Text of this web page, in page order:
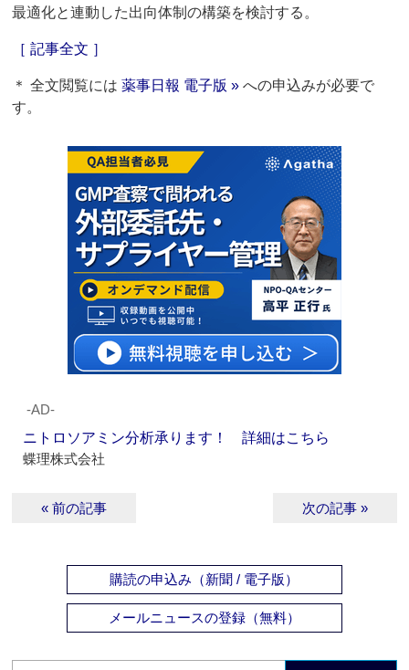
最適化と連動した出向体制の構築を検討する。
［ 記事全文 ］
＊ 全文閲覧には薬事日報 電子版 » への申込みが必要で
す。
‐AD‐
ニトロソアミン分析承ります！ 詳細はこちら
蝶理株式会社
« 前の記事 次の記事 »
購読の申込み（新聞 / 電子版）
メールニュースの登録（無料）